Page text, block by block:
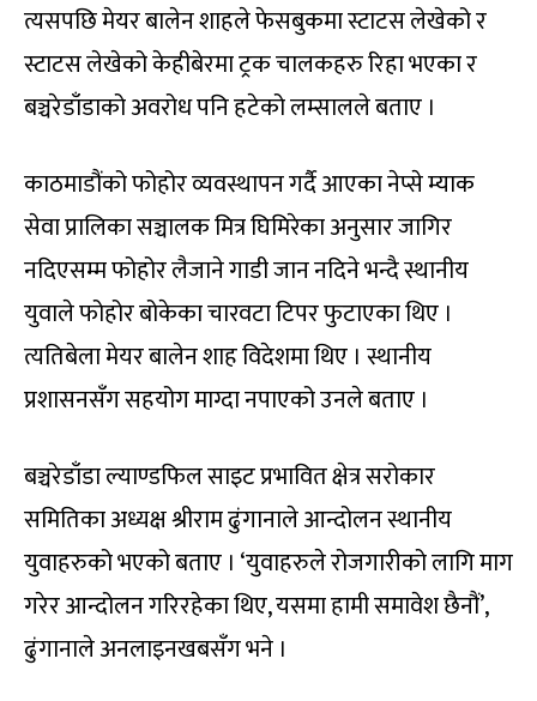
त्यसपछि मेयर बालेन शाहले फेसबुकमा स्टाटस लेखेको र
स्टाटस लेखेको केहीबेरमा ट्रक चालकहरु रिहा भएका र
बञ्चरेडाँडाको अवरोध पनि हटेको लम्सालले बताए ।
काठमाडौंको फोहोर व्यवस्थापन गर्दै आएका नेप्से म्याक
सेवा प्रालिका सञ्चालक मित्र घिमिरेका अनुसार जागिर
नदिएसम्म फोहोर लैजाने गाडी जान नदिने भन्दै स्थानीय
युवाले फोहोर बोकेका चारवटा टिपर फुटाएका थिए ।
त्यतिबेला मेयर बालेन शाह विदेशमा थिए । स्थानीय
प्रशासनसँग सहयोग माग्दा नपाएको उनले बताए ।
बञ्चरेडाँडा ल्याण्डफिल साइट प्रभावित क्षेत्र सरोकार
समितिका अध्यक्ष श्रीराम ढुंगानाले आन्दोलन स्थानीय
युवाहरुको भएको बताए । ‘युवाहरुले रोजगारीको लागि माग
गरेर आन्दोलन गरिरहेका थिए, यसमा हामी समावेश छैनौं’,
ढुंगानाले अनलाइनखबसँग भने ।